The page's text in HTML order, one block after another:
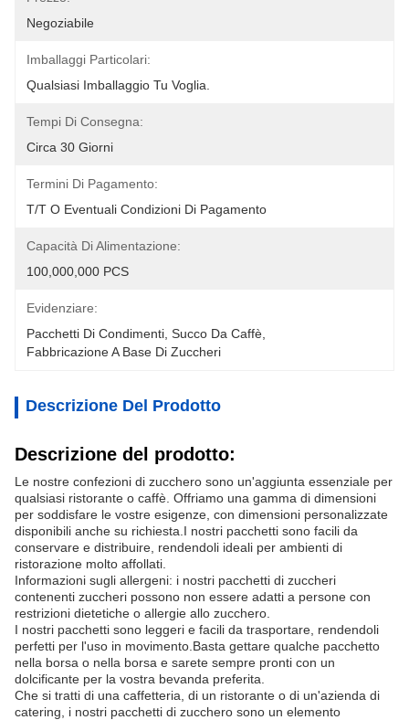
Negoziabile
Imballaggi Particolari:
Qualsiasi Imballaggio Tu Voglia.
Tempi Di Consegna:
Circa 30 Giorni
Termini Di Pagamento:
T/T O Eventuali Condizioni Di Pagamento
Capacità Di Alimentazione:
100,000,000 PCS
Evidenziare:
Pacchetti Di Condimenti Succo Da Caffè
Fabbricazione A Base Di Zuccheri
Descrizione Del Prodotto
Descrizione del prodotto:
Le nostre confezioni di zucchero sono un'aggiunta essenziale per
qualsiasi ristorante o caffè. Offriamo una gamma di dimensioni
per soddisfare le vostre esigenze, con dimensioni personalizzate
disponibili anche su richiesta.I nostri pacchetti sono facili da
conservare e distribuire, rendendoli ideali per ambienti di
ristorazione molto affollati.
Informazioni sugli allergeni: i nostri pacchetti di zuccheri
contenenti zuccheri possono non essere adatti a persone con
restrizioni dietetiche o allergie allo zucchero.
I nostri pacchetti sono leggeri e facili da trasportare, rendendoli
perfetti per l'uso in movimento.Basta gettare qualche pacchetto
nella borsa o nella borsa e sarete sempre pronti con un
dolcificante per la vostra bevanda preferita.
Che si tratti di una caffetteria, di un ristorante o di un'azienda di
catering, i nostri pacchetti di zucchero sono un elemento